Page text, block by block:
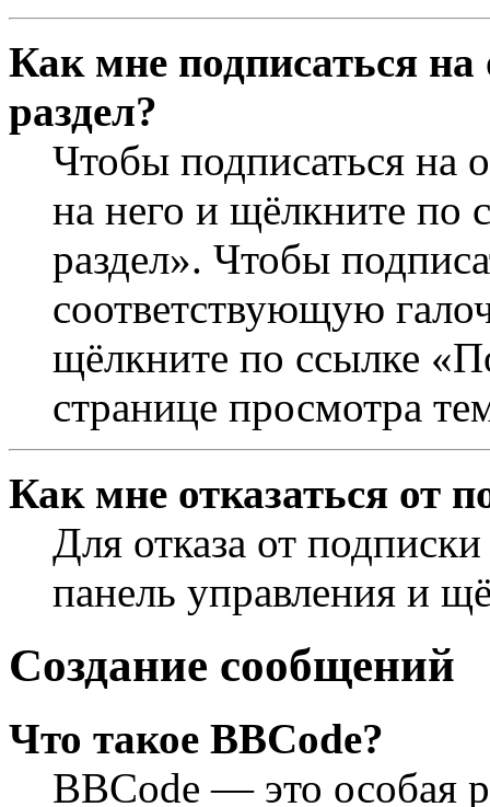
Как мне подписаться
раздел?
Чтобы подписаться на
на него и щёлкните по
раздел». Чтобы
соответствующую
щёлкните по ссылке
странице просмотра
Как мне отказаться от
Для отказа от
панель управления и
Создание сообщений
Что такое BBCode?
BBCode — это особая